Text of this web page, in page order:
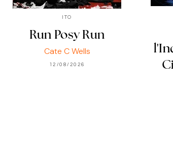
ITO
Run Posy Run
Cate C Wells
12/08/2026